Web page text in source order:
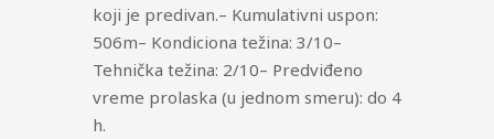
koji je predivan.– Kumulativni uspon:
506m– Kondiciona težina: 3/10–
Tehnička težina: 2/10– Predviđeno
vreme prolaska (u jednom smeru): do 4
h.